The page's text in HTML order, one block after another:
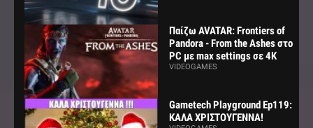
Παίζω AVATAR: Frontiers of
Pandora - From the Ashes στο
PC με max settings σε 4K
VIDEOGAMES
Gametech Playground Ep119:
ΚΑΛΑ ΧΡΙΣΤΟΥΓΕΝΝΑ!